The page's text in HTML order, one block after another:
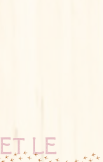
le